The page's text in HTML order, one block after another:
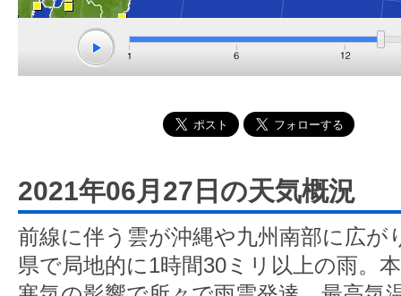
2021年06月27日の天気概況
前線に伴う雲が沖縄や九州南部に広が
県で局地的に1時間30ミリ以上の雨。